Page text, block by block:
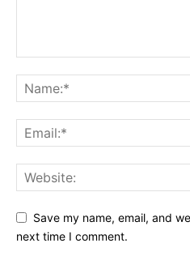
Save my name, email, and
next time I comment.